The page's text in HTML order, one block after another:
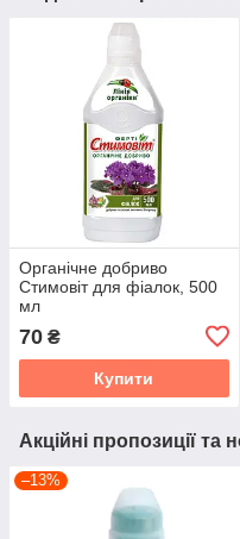
Органічне добриво
Стимовіт для фіалок, 500
мл
70 ₴
Купити
Акційні пропозиції та
–13%